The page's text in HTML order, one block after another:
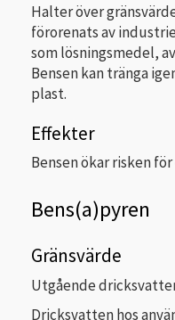
Halter över
förorenats av
som lösningsmedel,
Bensen kan tränga
plast.
Effekter
Bensen ökar risken för
Bens(a)pyren
Gränsvärde
Utgående
Dricksvatten hos